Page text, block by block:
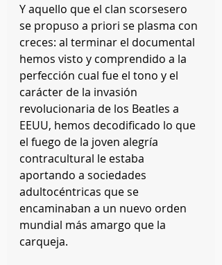
Y aquello que el clan scorsesero
se propuso a priori se plasma con
creces: al terminar el documental
hemos visto y comprendido a la
perfección cual fue el tono y el
carácter de la invasión
revolucionaria de los Beatles a
EEUU, hemos decodificado lo que
el fuego de la joven alegría
contracultural le estaba
aportando a sociedades
adultocéntricas que se
encaminaban a un nuevo orden
mundial más amargo que la
carqueja.